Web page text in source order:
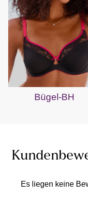
Bügel-BH
Es liegen keine